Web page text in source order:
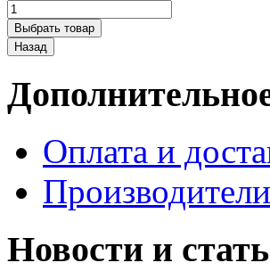
Оплата и
Производители
Новости и